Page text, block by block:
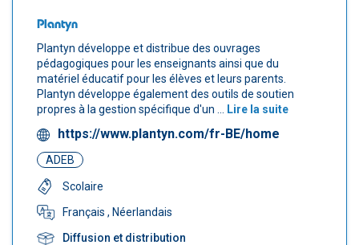
Plantyn
Plantyn développe et distribue des ouvrages
pédagogiques pour les enseignants ainsi que du
matériel éducatif pour les élèves et leurs parents.
Plantyn développe également des outils de soutien
propres à la gestion spécifique d'un ...
Lire la suite
https://www.plantyn.com/fr-BE/home
ADEB
Scolaire
Français , Néerlandais
Diffusion et distribution